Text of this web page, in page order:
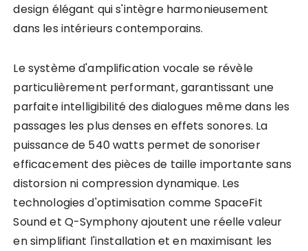
design élégant qui s'intègre harmonieusement
dans les intérieurs contemporains.
Le système d'amplification vocale se révèle
particulièrement performant, garantissant une
parfaite intelligibilité des dialogues même dans les
passages les plus denses en effets sonores. La
puissance de 540 watts permet de sonoriser
efficacement des pièces de taille importante sans
distorsion ni compression dynamique. Les
technologies d'optimisation comme SpaceFit
Sound et Q-Symphony ajoutent une réelle valeur
en simplifiant l'installation et en maximisant les